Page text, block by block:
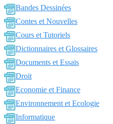
Bandes Dessinées
Contes et Nouvelles
Cours et Tutoriels
Dictionnaires et Glossaires
Documents et Essais
Droit
Economie et Finance
Environnement et Ecologie
Informatique